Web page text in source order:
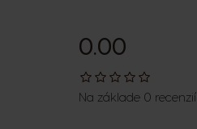
0.00
Na základe 0 recenzií